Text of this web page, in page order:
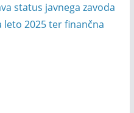
status javnega zavoda
leto 2025 ter finančna